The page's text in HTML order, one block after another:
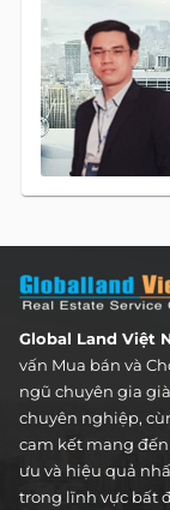
Global Land Việt
vấn Mua bán và
ngũ chuyên gia
chuyên nghiệp,
cam kết mang
ưu và hiệu quả
trong lĩnh vực bất